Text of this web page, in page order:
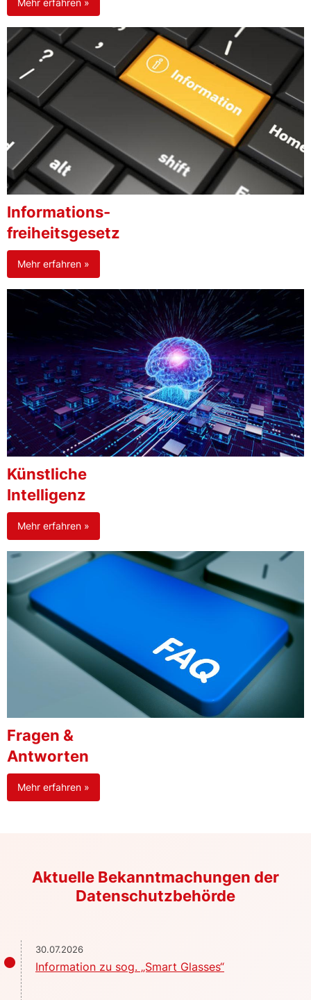
Informations-
freiheitsgesetz
Mehr erfahren »
Künstliche
Intelligenz
Mehr erfahren »
Fragen &
Antworten
Mehr erfahren »
Aktuelle Bekanntmachungen der
Datenschutzbehörde
30.07.2026
Information zu sog. „Smart Glasses“